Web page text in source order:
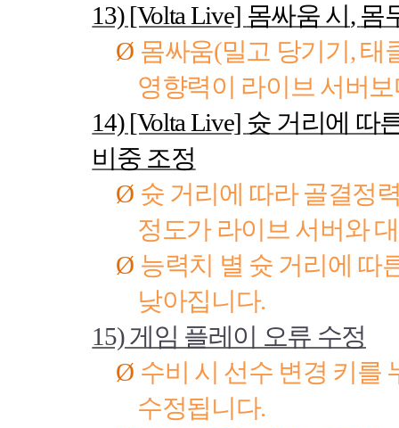
13) [Volta Live] 몸싸움 시, 몸
Ø 몸싸움(밀고 당기기,태
영향력이 라이브 서버
14) [Volta Live] 슛 거리에 따
비중 조정
Ø 슛 거리에 따라 골결정
정도가 라이브 서버와
Ø 능력치 별 슛 거리에 따
낮아집니다.
15)게임 플레이 오류 수정
Ø 수비 시 선수 변경 키를
수정됩니다.